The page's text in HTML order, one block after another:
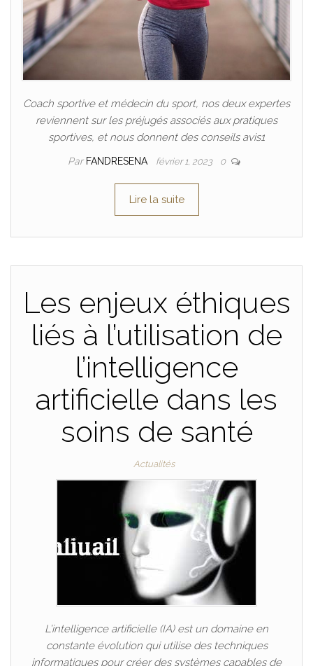
Coach sportive et médecin du sport, nos deux expertes
reviennent sur les préjugés associés aux pratiques
sportives, et nous donnent des conseils avis1
Par FANDRESENA février 1, 2023 0
Lire la suite
Les enjeux éthiques
liés à l’utilisation de
l’intelligence
artificielle dans les
soins de santé
Actualités
L’intelligence artificielle (IA) est un domaine en
constante évolution qui utilise des techniques
informatiques pour créer des systèmes capables de